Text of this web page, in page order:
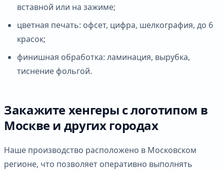
вставной или на зажиме;
цветная печать: офсет, цифра, шелкография, до 6
красок;
финишная обработка: ламинация, вырубка,
тиснение фольгой.
Закажите хенгеры с логотипом в
Москве и других городах
Наше производство расположено в Московском
регионе, что позволяет оперативно выполнять